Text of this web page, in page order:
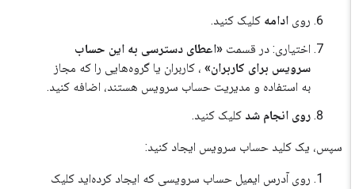
رویادامهکلیک کنید.
اختیاری: در قسمت«اعطای دسترسی به این حساب
سرویس برای کاربران»، کاربران یا گروه‌هایی را که مجاز
به استفاده و مدیریت حساب سرویس هستند، اضافه کنید.
روی انجام شدکلیک کنید.
سپس، یک کلید حساب سرویس ایجاد کنید:
روی آدرس ایمیل حساب سرویسی که ایجاد کرده‌اید کلیک